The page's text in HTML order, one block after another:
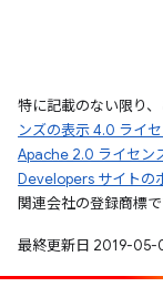
特に記載のない限り
ンズの表示 4.0 ライ
Apache 2.0 ライセン
Developers サイトの
関連会社の登録商標で
最終更新日 2019-05-